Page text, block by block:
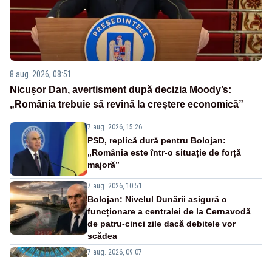
8 aug. 2026, 08:51
Nicușor Dan, avertisment după decizia Moody’s:
„România trebuie să revină la creștere economică”
7 aug. 2026, 15:26
PSD, replică dură pentru Bolojan:
„România este într-o situație de forță
majoră”
7 aug. 2026, 10:51
Bolojan: Nivelul Dunării asigură o
funcționare a centralei de la Cernavodă
de patru-cinci zile dacă debitele vor
scădea
7 aug. 2026, 09:07